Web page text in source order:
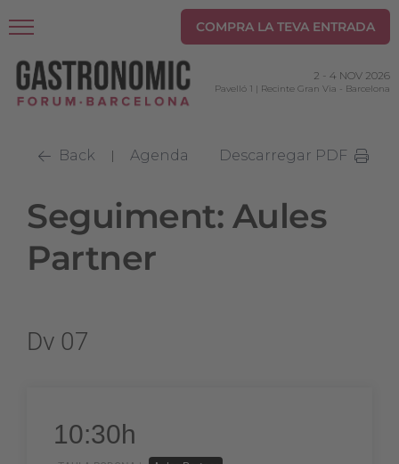
COMPRA LA TEVA ENTRADA
2 - 4 NOV 2026
Pavelló 1 | Recinte Gran Via - Barcelona
Back | Agenda Descarregar PDF
Seguiment: Aules
Partner
Dv 07
10:30h